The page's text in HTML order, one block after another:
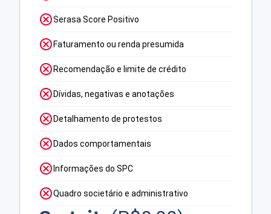
Serasa Score Positivo
Faturamento ou renda presumida
Recomendação e limite de crédito
Dívidas, negativas e anotações
Detalhamento de protestos
Dados comportamentais
Informações do SPC
Quadro societário e administrativo